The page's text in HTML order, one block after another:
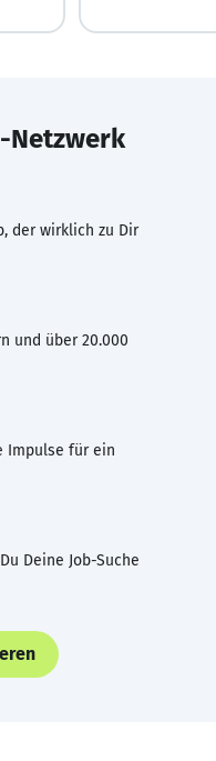
Netzwerk
der wirklich zu Dir
und über 20.000
Impulse für ein
Deine Job-Suche